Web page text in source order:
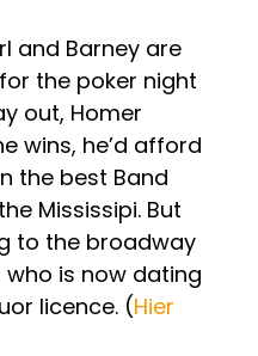
and Barney are
the poker night
out, Homer
wins, he’d afford
the best Band
Mississipi. But
to the broadway
who is now dating
licence. (Hier